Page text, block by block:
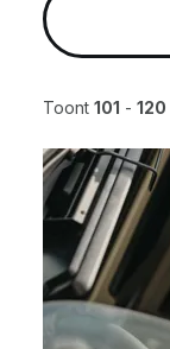
Toont 101 - 120